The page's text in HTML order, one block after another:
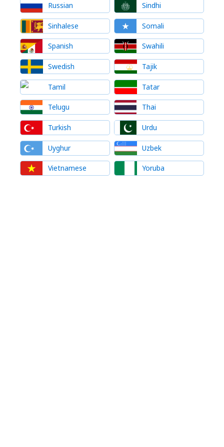
Russian Sindhi
Sinhalese Somali
Spanish Swahili
Swedish Tajik
Tamil Tatar
Telugu Thai
Turkish Urdu
Uyghur Uzbek
Vietnamese Yoruba